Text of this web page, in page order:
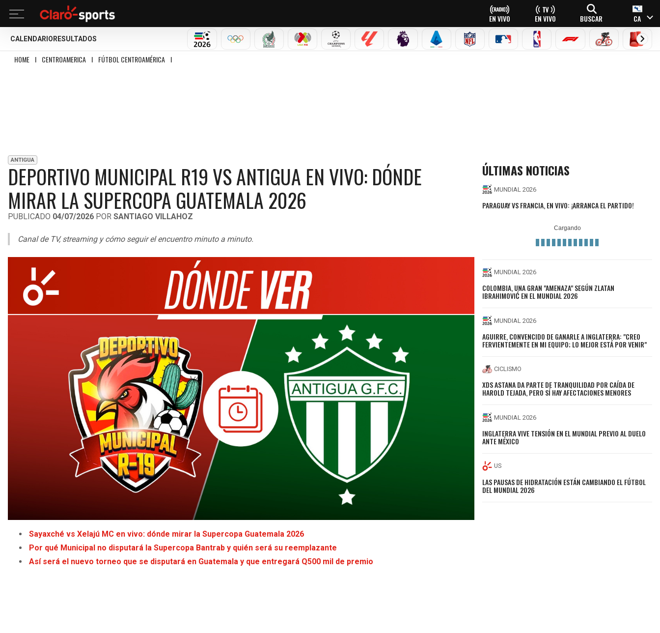
EN VIVO EN VIVO BUSCAR CA
CALENDARIO RESULTADOS
MUNDIAL 2026OLÍMPICOSSELECCIÓN MEXICANA
LIGA MX CHAMPIONS LEAGUE
LALIGA PREMIER LEAGUE
SERIE A NFL MLB NBA FÓRMULA 1CICLISMOBOXEO
HOME I CENTROAMERICA I FÚTBOL CENTROAMÉRICA I
ANTIGUA
DEPORTIVO MUNICIPAL R19 VS ANTIGUA EN VIVO: DÓNDE
MIRAR LA SUPERCOPA GUATEMALA 2026
PUBLICADO 04/07/2026 POR SANTIAGO VILLAHOZ
Canal de TV, streaming y cómo seguir el encuentro minuto a minuto.
Sayaxché vs Xelajú MC en vivo: dónde mirar la Supercopa Guatemala 2026
Por qué Municipal no disputará la Supercopa Bantrab y quién será su reemplazante
Así será el nuevo torneo que se disputará en Guatemala y que entregará Q500 mil de premio
ÚLTIMAS NOTICIAS
MUNDIAL 2026
PARAGUAY VS FRANCIA, EN VIVO: ¡ARRANCA EL PARTIDO!
MUNDIAL 2026
COLOMBIA, UNA GRAN "AMENAZA" SEGÚN ZLATAN
IBRAHIMOVIĆ EN EL MUNDIAL 2026
MUNDIAL 2026
AGUIRRE, CONVENCIDO DE GANARLE A INGLATERRA: "CREO
FERVIENTEMENTE EN MI EQUIPO; LO MEJOR ESTÁ POR VENIR"
CICLISMO
XDS ASTANA DA PARTE DE TRANQUILIDAD POR CAÍDA DE
HAROLD TEJADA, PERO SÍ HAY AFECTACIONES MENORES
MUNDIAL 2026
INGLATERRA VIVE TENSIÓN EN EL MUNDIAL PREVIO AL DUELO
ANTE MÉXICO
US
LAS PAUSAS DE HIDRATACIÓN ESTÁN CAMBIANDO EL FÚTBOL
DEL MUNDIAL 2026